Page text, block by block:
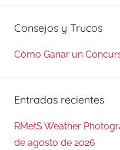
Consejos y Trucos
Cómo Ganar un
Entradas recientes
RMetS Weather
de agosto de 2026